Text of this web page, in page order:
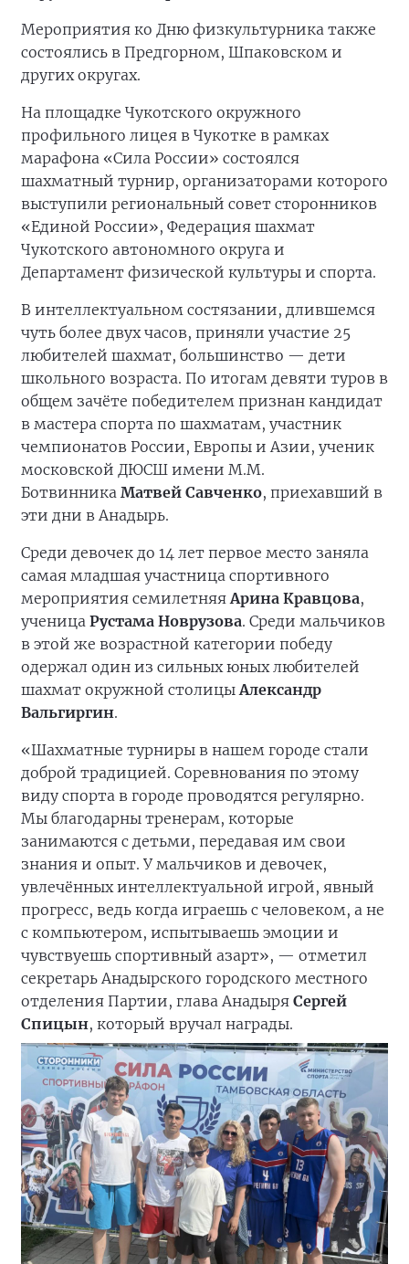
Мероприятия ко Дню физкультурника также
состоялись в Предгорном, Шпаковском и
других округах.
На площадке Чукотского окружного
профильного лицея в Чукотке в рамках
марафона «Сила России» состоялся
шахматный турнир, организаторами которого
выступили региональный совет сторонников
«Единой России», Федерация шахмат
Чукотского автономного округа и
Департамент физической культуры и спорта.
В интеллектуальном состязании, длившемся
чуть более двух часов, приняли участие 25
любителей шахмат, большинство — дети
школьного возраста. По итогам девяти туров в
общем зачёте победителем признан кандидат
в мастера спорта по шахматам, участник
чемпионатов России, Европы и Азии, ученик
московской ДЮСШ имени М.М.
Ботвинника Матвей Савченко, приехавший в
эти дни в Анадырь.
Среди девочек до 14 лет первое место заняла
самая младшая участница спортивного
мероприятия семилетняяАрина Кравцова,
ученица Рустама Новрузова. Среди мальчиков
в этой же возрастной категории победу
одержал один из сильных юных любителей
шахмат окружной столицыАлександр
Вальгиргин.
«Шахматные турниры в нашем городе стали
доброй традицией. Соревнования по этому
виду спорта в городе проводятся регулярно.
Мы благодарны тренерам, которые
занимаются с детьми, передавая им свои
знания и опыт. У мальчиков и девочек,
увлечённых интеллектуальной игрой, явный
прогресс, ведь когда играешь с человеком, а не
с компьютером, испытываешь эмоции и
чувствуешь спортивный азарт», — отметил
секретарь Анадырского городского местного
отделения Партии, глава Анадыря Сергей
Спицын, который вручал награды.